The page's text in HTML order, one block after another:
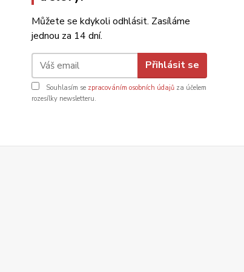
Můžete se kdykoli odhlásit. Zasíláme
jednou za 14 dní.
Přihlásit se
Souhlasím se zpracováním osobních údajů za účelem
rozesílky newsletteru.